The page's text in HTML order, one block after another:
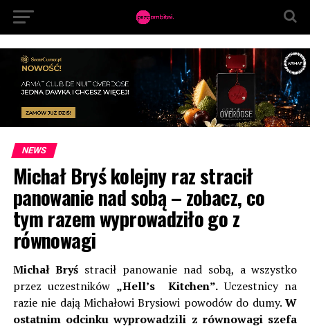
NEWS
Michał Bryś kolejny raz stracił
panowanie nad sobą – zobacz, co
tym razem wyprowadziło go z
równowagi
Michał Bryś stracił panowanie nad sobą, a wszystko
przez uczestników „Hell’s Kitchen”.Uczestnicy na
razie nie dają Michałowi Brysiowi powodów do dumy.W
ostatnim odcinku wyprowadzili z równowagi szefa